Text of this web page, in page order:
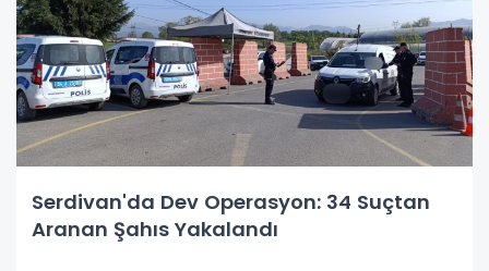
Serdivan'da Dev Operasyon: 34 Suçtan
Aranan Şahıs Yakalandı